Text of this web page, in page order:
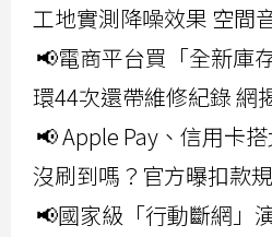
工地實測降噪效果 空間
📢電商平台買「全新庫
環44次還帶維修紀錄 網
📢 Apple Pay、信用卡
沒刷到嗎？官方曝扣款
📢國家級「行動斷網」